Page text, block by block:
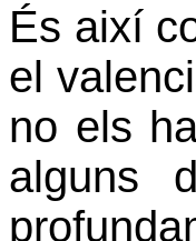
És així
el
no els
alguns